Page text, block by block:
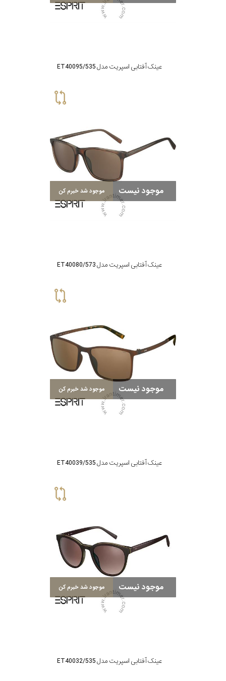
عینک آفتابی اسپریت مدل ET40095/535
موجود نیست موجود شد خبرم کن
عینک آفتابی اسپریت مدل ET40080/573
موجود نیست موجود شد خبرم کن
عینک آفتابی اسپریت مدل ET40039/535
موجود نیست موجود شد خبرم کن
عینک آفتابی اسپریت مدل ET40032/535